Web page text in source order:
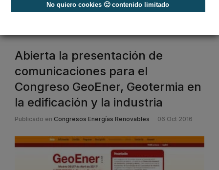
No quiero cookies 🙁 contenido limitado
FENERCOM
Abierta la presentación de
comunicaciones para el
Congreso GeoEner, Geotermia en
la edificación y la industria
Publicado en Congresos Energías Renovables 06 Oct 2016